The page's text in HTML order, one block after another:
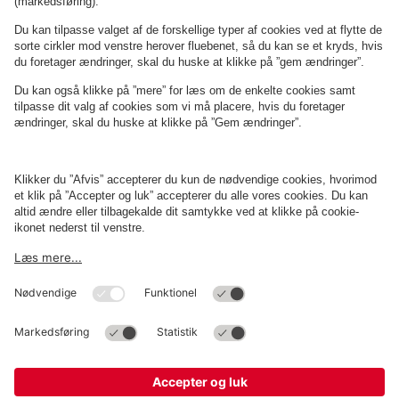
OmQ-Park
Erhverv
Betingelser og politikker